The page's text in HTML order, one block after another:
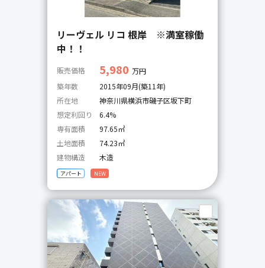
リーヴェル リコ 根岸 ※満室稼働
中！！
販売価格 5,980 万円
築年数
2015年09月(築11年)
所在地
神奈川県横浜市磯子区坂下町
想定利回り
6.4%
専有面積
97.65㎡
土地面積
74.23㎡
建物構造
木造
アパート NEW